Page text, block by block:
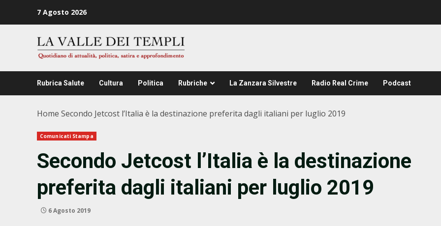
7 Agosto 2026
Rubrica Salute Cultura Politica Rubriche La Zanzara Silvestre Radio Real Crime Podcast
Home Secondo Jetcost l’Italia è la destinazione preferita dagli italiani per luglio 2019
Comunicati Stampa
Secondo Jetcost l’Italia è la destinazione
preferita dagli italiani per luglio 2019
6 Agosto 2019